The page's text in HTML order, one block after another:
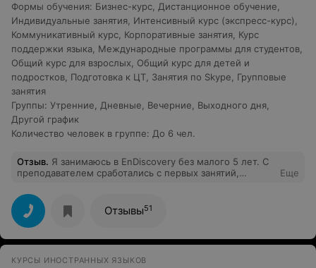
Формы обучения: Бизнес-курс, Дистанционное обучение,
Индивидуальные занятия, Интенсивный курс (экспресс-курс),
Коммуникативный курс, Корпоративные занятия, Курс
поддержки языка, Международные программы для студентов,
Общий курс для взрослых, Общий курс для детей и
подростков, Подготовка к ЦТ, Занятия по Skype, Групповые
занятия
Группы: Утренние, Дневные, Вечерние, Выходного дня,
Другой график
Количество человек в группе: До 6 чел.
Отзыв. Я занимаюсь в EnDiscovery без малого 5 лет. С
преподавателем сработались с первых занятий,
все нравится , хоть я иногда ленюсь что-то сделать. Я
думаю, я сильно улучшил свой уровень владения
английский языком. В данной время мне очень
помогает по жизни. Все, кто придет в EnDiscovery,
будут довольны!
Еще
Отзывы51
КУРСЫ ИНОСТРАННЫХ ЯЗЫКОВ